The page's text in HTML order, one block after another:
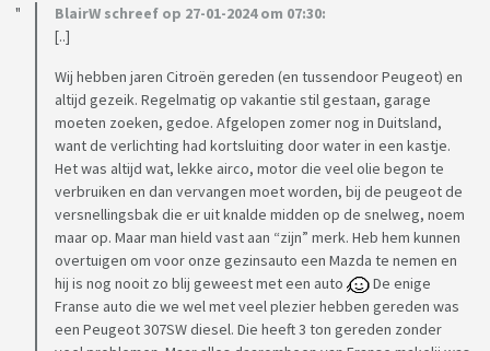
BlairW schreef op 27-01-2024 om 07:30:
[..]
Wij hebben jaren Citroën gereden (en tussendoor Peugeot) en
altijd gezeik. Regelmatig op vakantie stil gestaan, garage
moeten zoeken, gedoe. Afgelopen zomer nog in Duitsland,
want de verlichting had kortsluiting door water in een kastje.
Het was altijd wat, lekke airco, motor die veel olie begon te
verbruiken en dan vervangen moet worden, bij de peugeot de
versnellingsbak die er uit knalde midden op de snelweg, noem
maar op. Maar man hield vast aan “zijn” merk. Heb hem kunnen
overtuigen om voor onze gezinsauto een Mazda te nemen en
hij is nog nooit zo blij geweest met een auto
De enige
Franse auto die we wel met veel plezier hebben gereden was
een Peugeot 307SW diesel. Die heeft 3 ton gereden zonder